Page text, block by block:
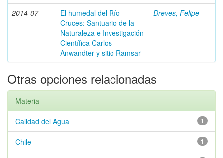
2014-07
El humedal del Río
Cruces: Santuario de la
Naturaleza e Investigación
Científica Carlos
Anwandter y sitio Ramsar
Dreves, Felipe
Otras opciones relacionadas
Materia
1
Calidad del Agua
1
Chile